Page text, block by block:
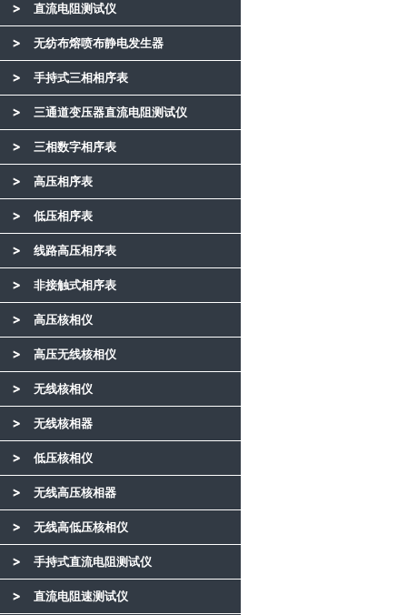
直流电阻测试仪
无纺布熔喷布静电发生器
手持式三相相序表
三通道变压器直流电阻测试仪
三相数字相序表
高压相序表
低压相序表
线路高压相序表
非接触式相序表
高压核相仪
高压无线核相仪
无线核相仪
无线核相器
低压核相仪
无线高压核相器
无线高低压核相仪
手持式直流电阻测试仪
直流电阻速测试仪